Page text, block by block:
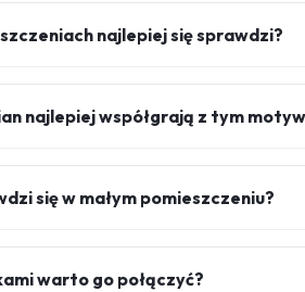
najlepiej się sprawdzi?
najlepiej współgrają z tym
się w małym pomieszczeniu?
warto go połączyć?